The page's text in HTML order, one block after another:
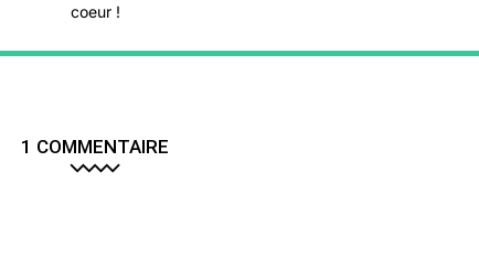
coeur !
1 COMMENTAIRE